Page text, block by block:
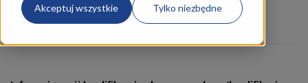
Akceptuj wszystkie Tylko niezbędne
ZAPISZ SIĘ NA KURS